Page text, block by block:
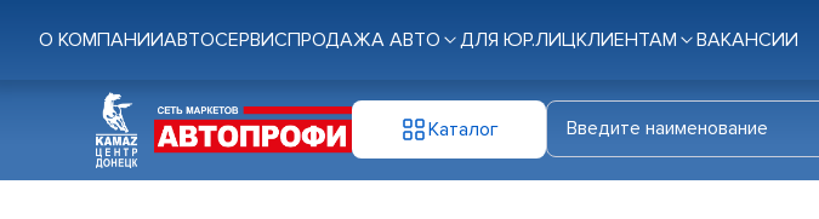
О КОМПАНИИАВТОСЕРВИСПРОДАЖА АВТО ДЛЯ ЮР.ЛИЦКЛИЕНТАМ ВАКАНСИИ
Каталог